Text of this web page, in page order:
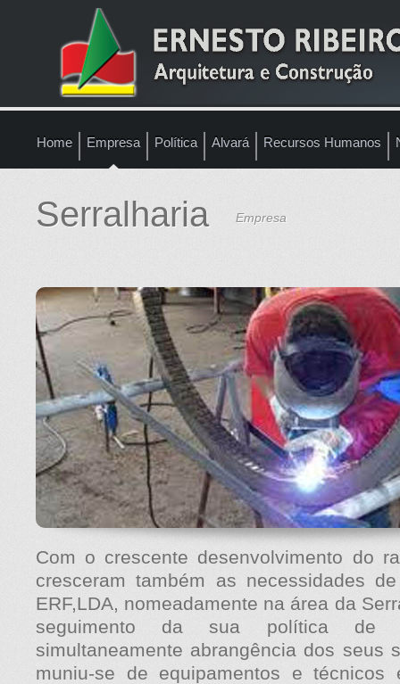
Home Empresa Política Alvará Recursos Humanos
Serralharia Empresa
Com o crescente desenvolvimento do
cresceram também as necessidades
ERF,LDA, nomeadamente na área da
seguimento da sua política de
simultaneamente abrangência dos seus
muniu-se de equipamentos e técnicos